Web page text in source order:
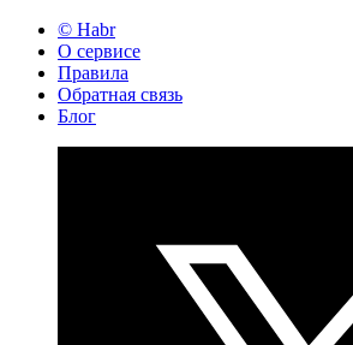
© Habr
О сервисе
Правила
Обратная связь
Блог